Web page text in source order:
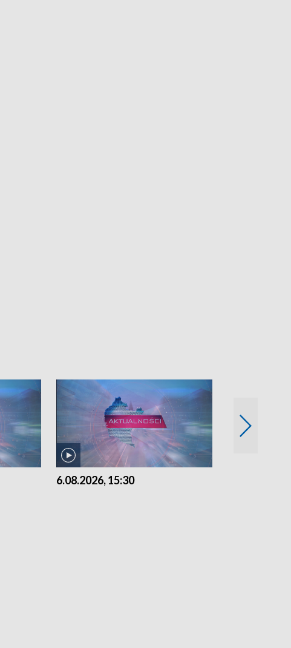
6.08.2026, 15:30